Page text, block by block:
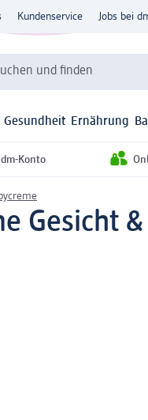
Kundenservice Jobs bei
und finden
Gesundheit Ernährung
Konto
Gesicht